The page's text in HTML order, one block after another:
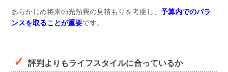
あらかじめ将来の光熱費の見積もりを考慮し、 予算内でのバラ
ンスを取ることが重要です。
評判よりもライフスタイルに合っているか